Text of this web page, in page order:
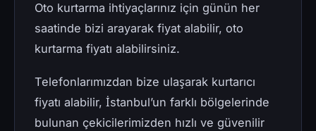
Oto kurtarma ihtiyaçlarınız için günün her
saatinde bizi arayarak fiyat alabilir, oto
kurtarma fiyatı alabilirsiniz.
Telefonlarımızdan bize ulaşarak kurtarıcı
fiyatı alabilir, İstanbul’un farklı bölgelerinde
bulunan çekicilerimizden hızlı ve güvenilir